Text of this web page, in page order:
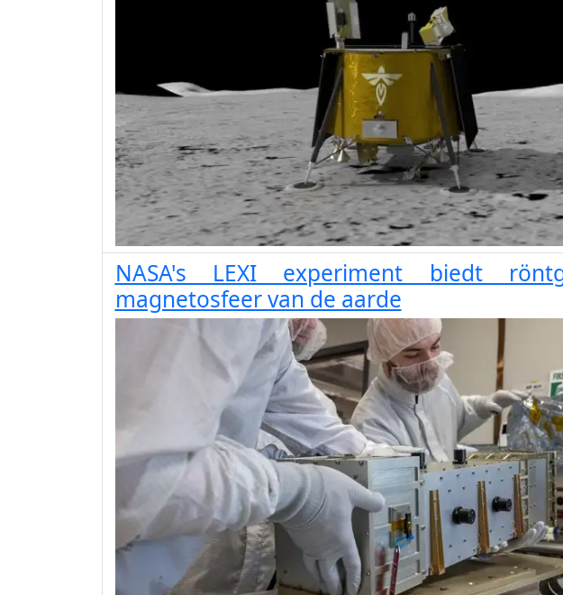
NASA's LEXI experiment biedt
magnetosfeer van de aarde